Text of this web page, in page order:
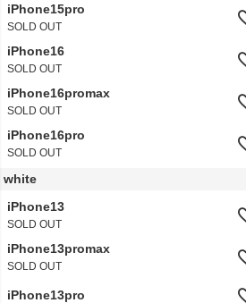
iPhone15pro
SOLD OUT
iPhone16
SOLD OUT
iPhone16promax
SOLD OUT
iPhone16pro
SOLD OUT
white
iPhone13
SOLD OUT
iPhone13promax
SOLD OUT
iPhone13pro